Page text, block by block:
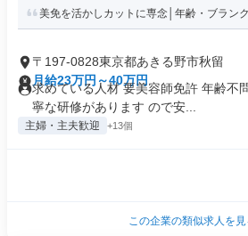
美免を活かしカットに専念│年齢・ブラン
〒197-0828東京都あきる野市秋留
月給23万円～40万円
求めている人材 要美容師免許 年齢不
寧な研修があります ので安...
主婦・主夫歓迎 +13個
この企業の類似求人を見